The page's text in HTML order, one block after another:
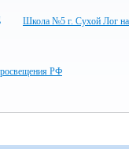
Школа №5 г. Сухой Лог
РФ